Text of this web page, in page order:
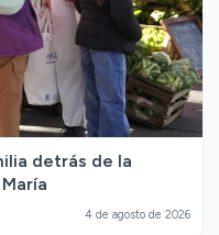
detrás de la
4 de agosto de 2026